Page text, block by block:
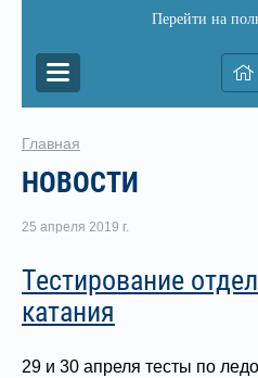
Перейти на
Главная
НОВОСТИ
25 апреля 2019 г.
Тестирование
катания
29 и 30 апреля тесты по